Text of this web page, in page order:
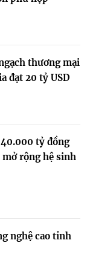
thương mại
đạt 20 tỷ USD
tỷ đồng
rộng hệ sinh
nghệ cao tỉnh